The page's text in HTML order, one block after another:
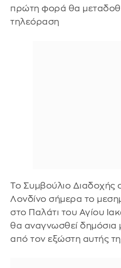
πρώτη φορά θα
τηλεόραση
Το Συμβούλιο Διαδοχής
Λονδίνο σήμερα το
στο Παλάτι του Αγίου
θα αναγνωσθεί δημόσια
από τον εξώστη αυτής